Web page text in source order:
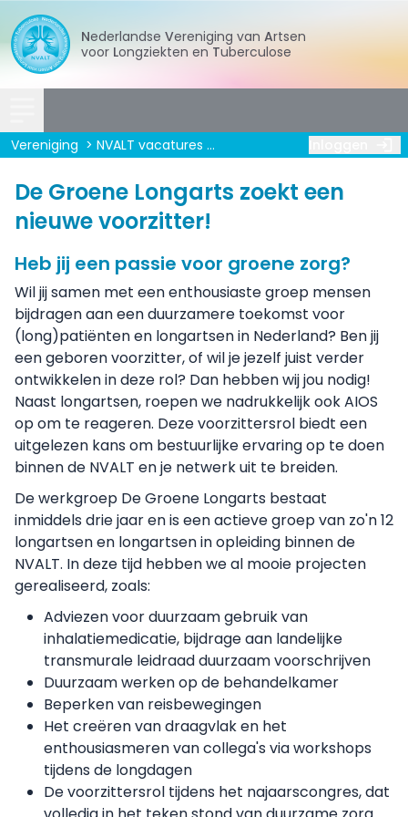
Nederlandse Vereniging van
Artsen
voor Longziekten en Tuberculose
Vereniging NVALT vacatures
De Groene Longarts zoekt een
nieuwe voorzitter!
Heb jij een passie voor groene zorg?
Wil jij samen met een enthousiaste groep mensen
bijdragen aan een duurzamere toekomst voor
(long)patiënten en longartsen in Nederland? Ben jij
een geboren voorzitter, of wil je jezelf juist verder
ontwikkelen in deze rol? Dan hebben wij jou nodig!
Naast longartsen, roepen we nadrukkelijk ook AIOS
op om te reageren. Deze voorzittersrol biedt een
uitgelezen kans om bestuurlijke ervaring op te doen
binnen de NVALT en je netwerk uit te breiden.
De werkgroep De Groene Longarts bestaat
inmiddels drie jaar en is een actieve groep van zo'n 12
longartsen en longartsen in opleiding binnen de
NVALT. In deze tijd hebben we al mooie projecten
gerealiseerd, zoals:
Adviezen voor duurzaam gebruik van
inhalatiemedicatie, bijdrage aan landelijke
transmurale leidraad duurzaam voorschrijven
Duurzaam werken op de behandelkamer
Beperken van reisbewegingen
Het creëren van draagvlak en het
enthousiasmeren van collega's via workshops
tijdens de longdagen
De voorzittersrol tijdens het najaarscongres, dat